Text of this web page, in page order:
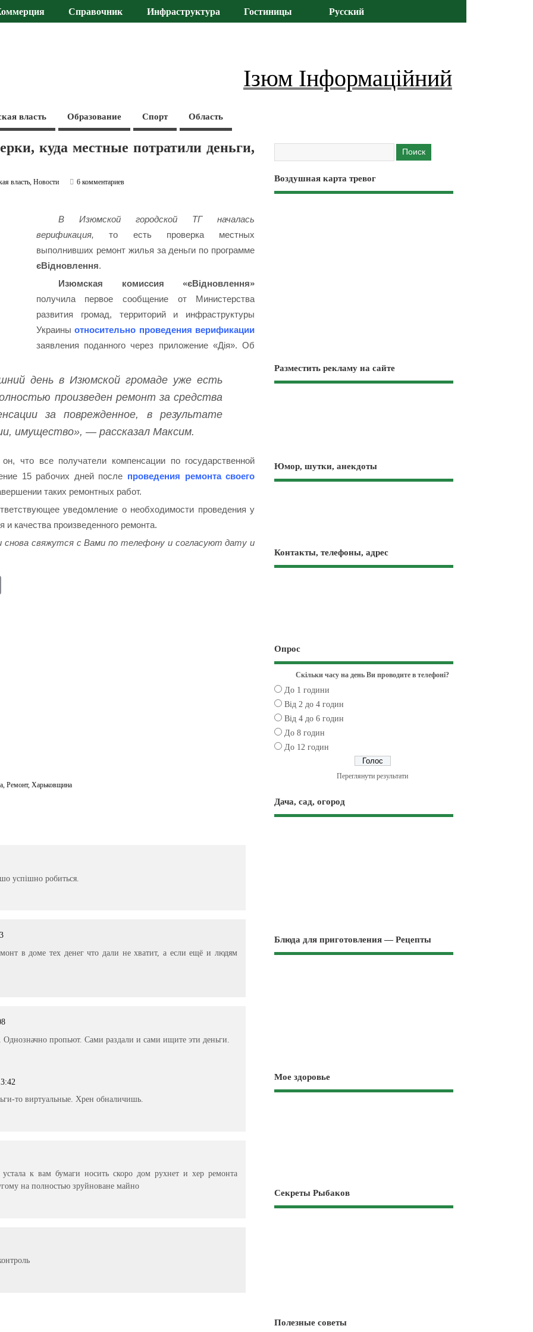
Справочник Инфраструктура Гостиницы Русский
Ізюм Інформаційний
власть Образование Спорт Область
куда местные потратили деньги,
власть,Новости
6 комментариев
В Изюмской городской ТГ началась
верификация, то есть проверка местных
выполнивших ремонт жилья за деньги по программе
єВідновлення.
Изюмская комиссия «єВідновлення»
получила первое сообщение от Министерства
развития громад, территорий и инфраструктуры
Украиныотносительно проведения верификации
заявления поданного через приложение «Дія». Об
день в Изюмской громаде уже есть
произведен ремонт за средства
за поврежденное, в результате
имущество», — рассказал Максим.
что все получатели компенсации по государственной
15 рабочих дней после проведения ремонта своего
таких ремонтных работ.
уведомление о необходимости проведения у
и качества произведенного ремонта.
снова свяжутся с Вами по телефону и согласуют дату и
,Ремонт,Харьковщина
успішно робиться.
в доме тех денег что дали не хватит, а если ещё и людям
Однозначно пропьют. Сами раздали и сами ищите эти деньги.
то виртуальные. Хрен обналичишь.
к вам бумаги носить скоро дом рухнет и хер ремонта
на полностью зруйноване майно
Воздушная карта тревог
Разместить рекламу на сайте
Юмор, шутки, анекдоты
Контакты, телефоны, адрес
Опрос
Скільки часу на день Ви проводите в телефоні?
До 1 години
Від 2 до 4 годин
Від 4 до 6 годин
До 8 годин
До 12 годин
Переглянути результати
Дача, сад, огород
Блюда для приготовления — Рецепты
Мое здоровье
Секреты Рыбаков
Полезные советы